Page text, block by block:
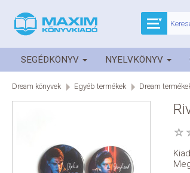
SEGÉDKÖNYV NYELVKÖNYV
Dream könyvek Egyéb termékek Dream